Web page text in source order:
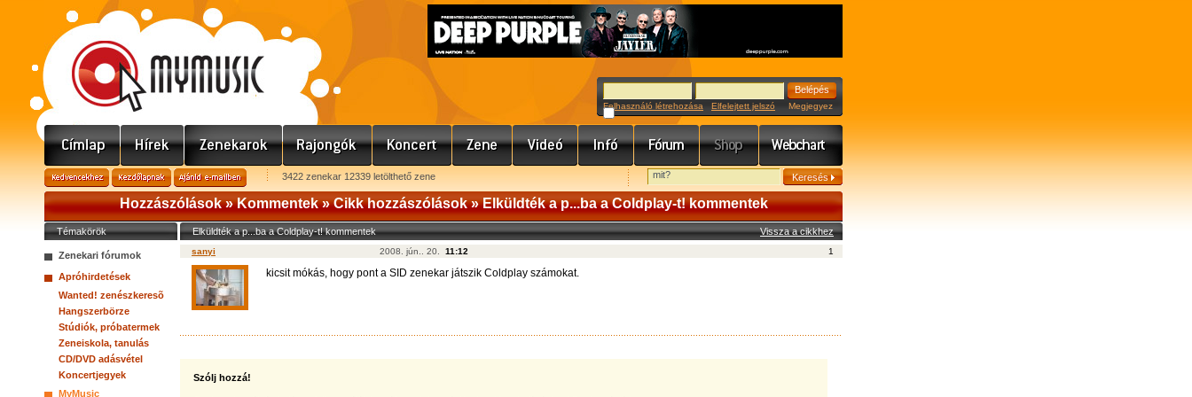
Felhasználó létrehozása Elfelejtett jelszó Megjegyez
3422 zenekar 12339 letölthető zene
Hozzászólások »Kommentek»Cikk hozzászólások» Elküldték a p...ba a Coldplay-t! kommentek
Témakörök
Zenekari fórumok
Apróhirdetések
Wanted! zenészkeresõ
Hangszerbörze
Stúdiók, próbatermek
Zeneiskola, tanulás
CD/DVD adásvétel
Koncertjegyek
MyMusic
Vissza a cikkhez
Elküldték a p...ba a Coldplay-t! kommentek
sanyi 2008. jún.. 20. 11:12 1
kicsit mókás, hogy pont a SID zenekar játszik Coldplay számokat.
Szólj hozzá!